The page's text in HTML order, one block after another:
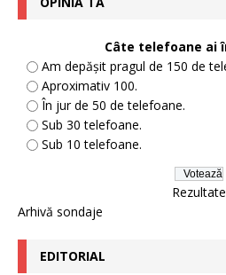
Câte telefoane ai
Am depășit pragul de 150 de
Aproximativ 100.
În jur de 50 de telefoane.
Sub 30 telefoane.
Sub 10 telefoane.
Rezultate
Arhivă sondaje
EDITORIAL